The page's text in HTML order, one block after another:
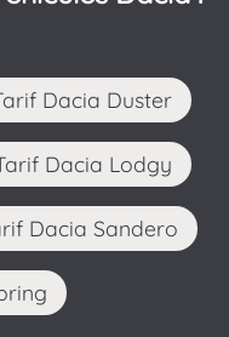
Tarif Dacia Duster
Tarif Dacia Lodgy
Dacia Sandero